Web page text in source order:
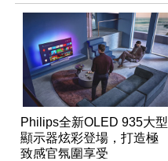
Philips全新OLED 935大型
顯示器炫彩登場，打造極
致感官氛圍享受